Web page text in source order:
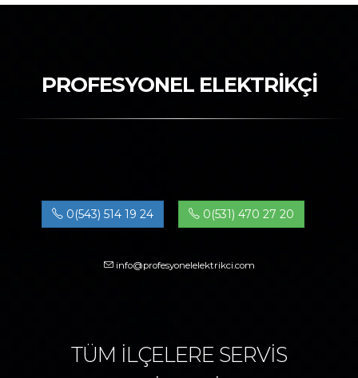
PROFESYONEL ELEKTRİKÇİ
0(543) 514 19 24 0(531) 470 27 20
info@profesyonelelektrikci.com
TÜM İLÇELERE SERVİS